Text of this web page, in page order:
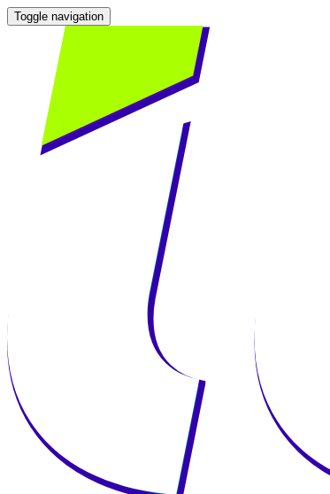
Toggle navigation